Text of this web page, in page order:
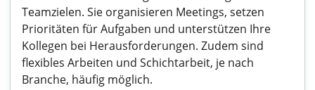
Teamzielen. Sie organisieren Meetings, setzen
Prioritäten für Aufgaben und unterstützen Ihre
Kollegen bei Herausforderungen. Zudem sind
flexibles Arbeiten und Schichtarbeit, je nach
Branche, häufig möglich.